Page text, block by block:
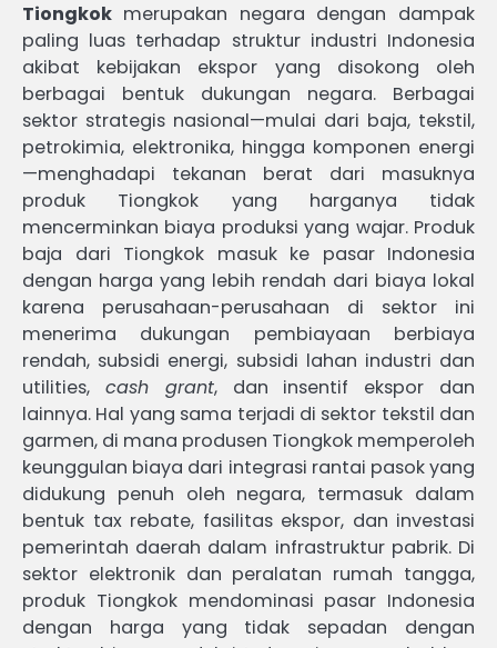
Tiongkok merupakan negara dengan dampak
paling luas terhadap struktur industri Indonesia
akibat kebijakan ekspor yang disokong oleh
berbagai bentuk dukungan negara. Berbagai
sektor strategis nasional—mulai dari baja, tekstil,
petrokimia, elektronika, hingga komponen energi
—menghadapi tekanan berat dari masuknya
produk Tiongkok yang harganya tidak
mencerminkan biaya produksi yang wajar. Produk
baja dari Tiongkok masuk ke pasar Indonesia
dengan harga yang lebih rendah dari biaya lokal
karena perusahaan-perusahaan di sektor ini
menerima dukungan pembiayaan berbiaya
rendah, subsidi energi, subsidi lahan industri dan
utilities, cash grant, dan insentif ekspor dan
lainnya. Hal yang sama terjadi di sektor tekstil dan
garmen, di mana produsen Tiongkok memperoleh
keunggulan biaya dari integrasi rantai pasok yang
didukung penuh oleh negara, termasuk dalam
bentuk tax rebate, fasilitas ekspor, dan investasi
pemerintah daerah dalam infrastruktur pabrik. Di
sektor elektronik dan peralatan rumah tangga,
produk Tiongkok mendominasi pasar Indonesia
dengan harga yang tidak sepadan dengan